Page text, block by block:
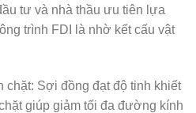
tư và nhà thầu ưu tiên lựa
trình FDI là nhờ kết cấu vật
chặt: Sợi đồng đạt độ tinh khiết
giúp giảm tối đa đường kính